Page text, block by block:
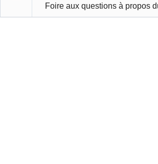
Foire aux questions à propos